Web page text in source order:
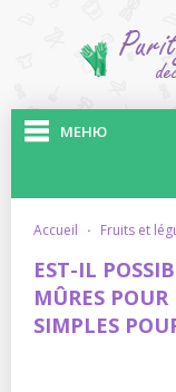
МЕНЮ
accueil · fruits et
EST-IL
MÛRES
SIMPLES